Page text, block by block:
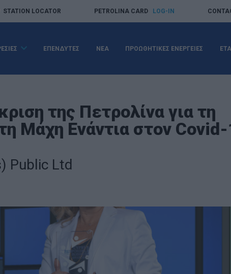
STATION LOCATOR PETROLINA CARD LOG-IN
ΕΠΕΝΔΥΤΕΣ ΝΕΑ ΠΡΟΩΘΗΤΙΚΕΣ ΕΝΕΡΓΕΙΕΣ
της Πετρολίνα για τη
Μάχη Ενάντια στον
Public Ltd